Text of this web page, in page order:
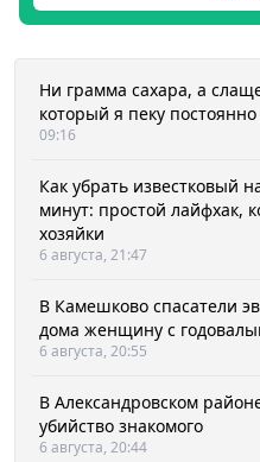
Ни грамма сахара, а
который я пеку
09:16
Как убрать известковый
минут: простой лайфхак,
хозяйки
6 августа, 21:47
В Камешково спасатели
дома женщину с
6 августа, 20:55
В Александровском
убийство знакомого
6 августа, 20:44